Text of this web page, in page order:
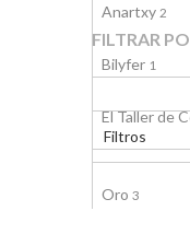
Anartxy 2
Bilyfer 1
El Taller de
FILTRAR
Filtros
Oro 3